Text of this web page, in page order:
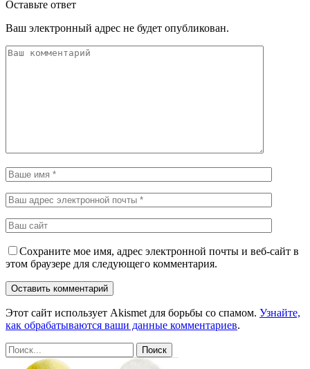
Оставьте ответ
Ваш электронный адрес не будет опубликован.
Сохраните мое имя, адрес электронной почты и веб-сайт в
этом браузере для следующего комментария.
Этот сайт использует Akismet для борьбы со спамом. Узнайте,
как обрабатываются ваши данные комментариев.